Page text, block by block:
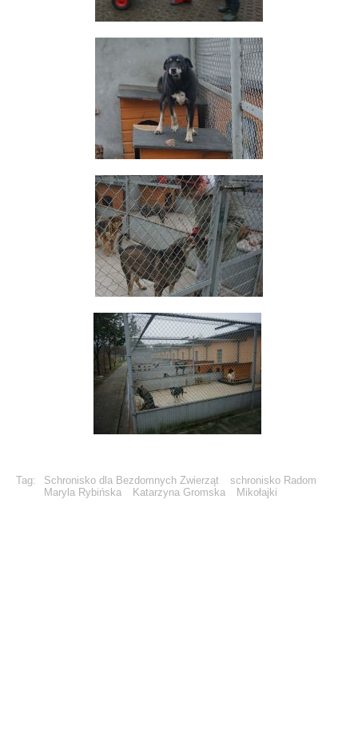
Tag: Schronisko dla Bezdomnych Zwierząt
schronisko Radom
Maryla Rybińska
Katarzyna Gromska Mikołajki